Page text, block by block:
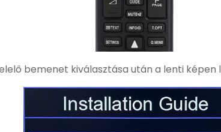
bemenet kiválasztása után a lenti